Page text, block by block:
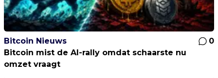
Bitcoin Nieuws
0
Bitcoin mist de AI-rally omdat schaarste nu
omzet vraagt